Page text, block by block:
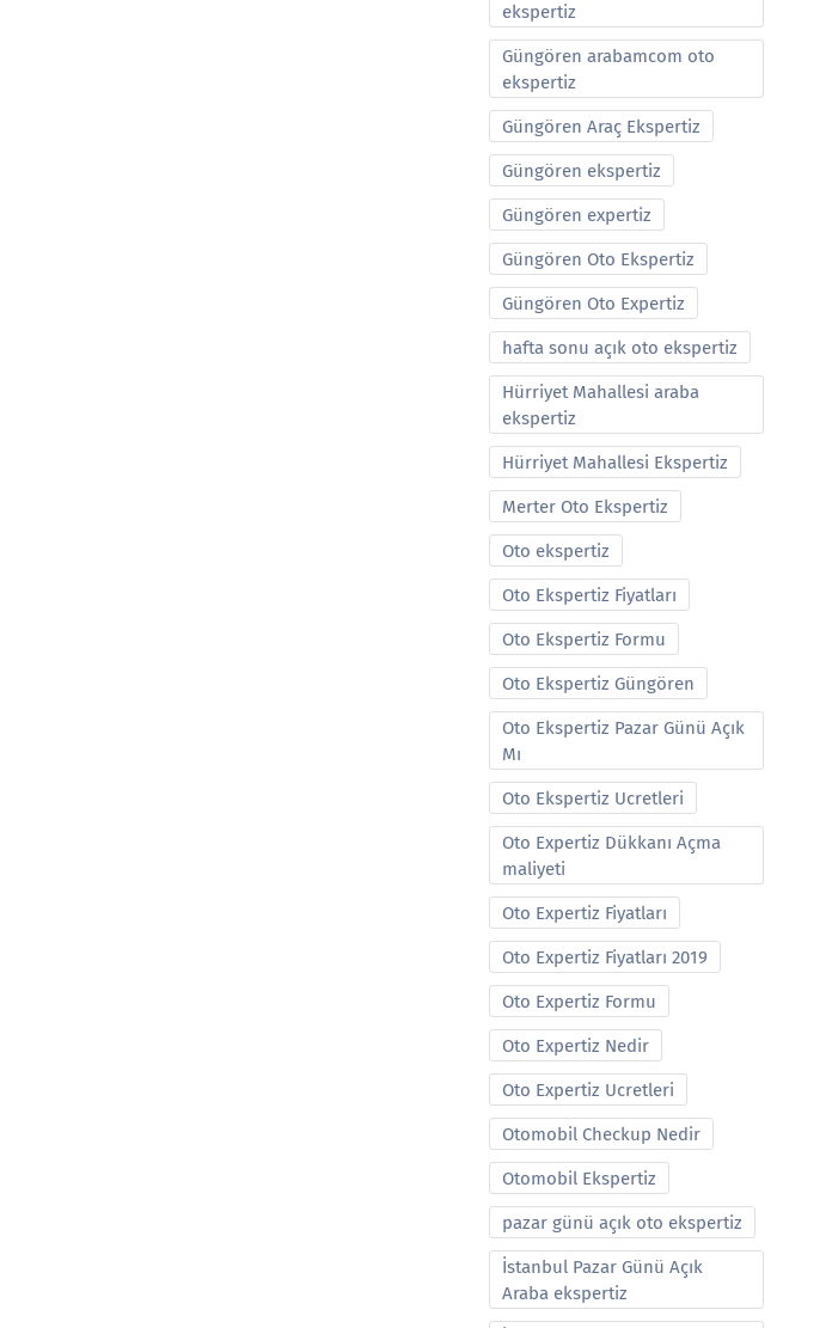
ekspertiz
Güngören arabamcom oto
ekspertiz
Güngören Araç Ekspertiz
Güngören ekspertiz
Güngören expertiz
Güngören Oto Ekspertiz
Güngören Oto Expertiz
hafta sonu açık oto ekspertiz
Hürriyet Mahallesi araba
ekspertiz
Hürriyet Mahallesi Ekspertiz
Merter Oto Ekspertiz
Oto ekspertiz
Oto Ekspertiz Fiyatları
Oto Ekspertiz Formu
Oto Ekspertiz Güngören
Oto Ekspertiz Pazar Günü Açık
Mı
Oto Ekspertiz Ucretleri
Oto Expertiz Dükkanı Açma
maliyeti
Oto Expertiz Fiyatları
Oto Expertiz Fiyatları 2019
Oto Expertiz Formu
Oto Expertiz Nedir
Oto Expertiz Ucretleri
Otomobil Checkup Nedir
Otomobil Ekspertiz
pazar günü açık oto ekspertiz
İstanbul Pazar Günü Açık
Araba ekspertiz